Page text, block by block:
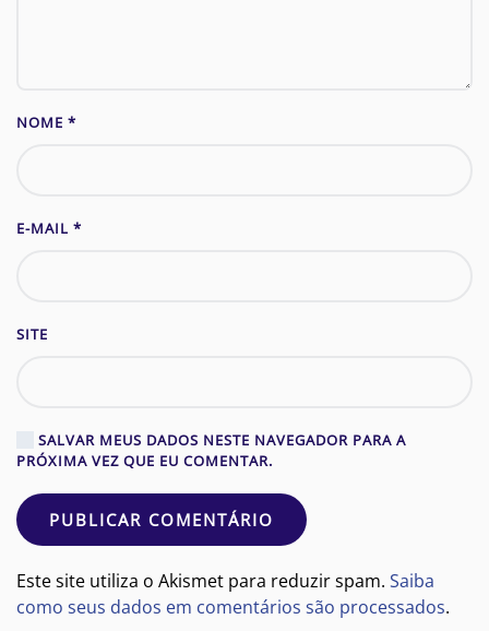
NOME *
E-MAIL *
SITE
SALVAR MEUS DADOS NESTE NAVEGADOR PARA A
PRÓXIMA VEZ QUE EU COMENTAR.
PUBLICAR COMENTÁRIO
Este site utiliza o Akismet para reduzir spam. Saiba
como seus dados em comentários são processados.